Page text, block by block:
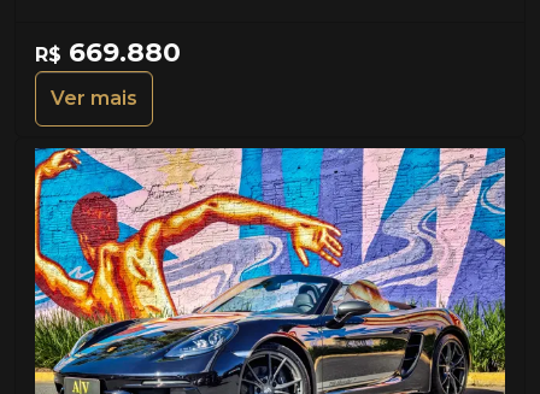
R$ 669.880
Ver mais